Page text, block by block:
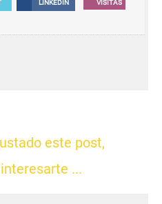
LINKEDIN VISITAS
este post,
...